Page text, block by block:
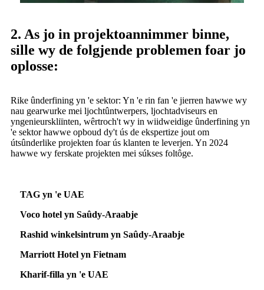
2. As jo ​​in projektoannimmer binne,
sille wy de folgjende problemen foar jo
oplosse:
Rike ûnderfining yn 'e sektor: Yn 'e rin fan 'e jierren hawwe wy
nau gearwurke mei ljochtûntwerpers, ljochtadviseurs en
yngenieurskliïnten, wêrtroch't wy in wiidweidige ûnderfining yn
'e sektor hawwe opboud dy't ús de ekspertize jout om
útsûnderlike projekten foar ús klanten te leverjen. Yn 2024
hawwe wy ferskate projekten mei súkses foltôge.
TAG yn 'e UAE
Voco hotel yn Saûdy-Araabje
Rashid winkelsintrum yn Saûdy-Araabje
Marriott Hotel yn Fietnam
Kharif-filla yn 'e UAE